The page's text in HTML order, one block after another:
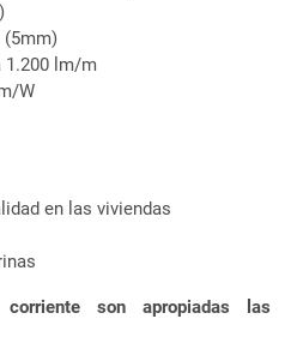
(5mm)
1.200 lm/m
W
en las viviendas
son apropiadas las